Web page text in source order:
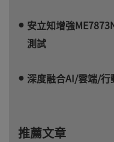
安立知增強
測試
深度融合AI/雲端/
推薦文章